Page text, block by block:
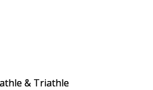
& Triathle